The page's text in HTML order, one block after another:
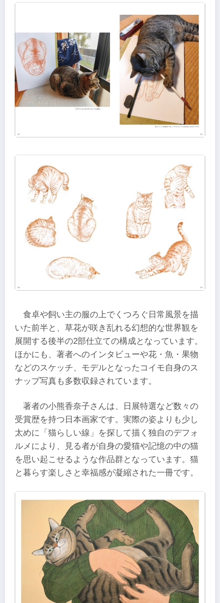
食卓や飼い主の服の上でくつろぐ日常風景を描
いた前半と、草花が咲き乱れる幻想的な世界観を
展開する後半の2部仕立ての構成となっています。
ほかにも、著者へのインタビューや花・魚・果物
などのスケッチ、モデルとなったコイモ自身のス
ナップ写真も多数収録されています。
著者の小熊香奈子さんは、日展特選など数々の
受賞歴を持つ日本画家です。実際の姿よりも少し
太めに「猫らしい線」を探して描く独自のデフォ
ルメにより、見る者が自身の愛猫や記憶の中の猫
を思い起こせるような作品群となっています。猫
と暮らす楽しさと幸福感が凝縮された一冊です。